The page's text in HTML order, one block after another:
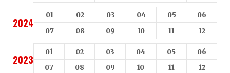
2024
01 02 03 04 05
06
07
08 09 10 11 12
2023
01 02 03 04 05
06
07
08 09 10 11 12